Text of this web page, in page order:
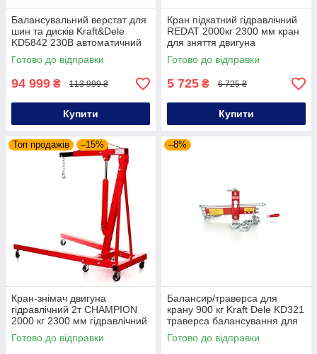
Балансувальний верстат для
шин та дисків Kraft&Dele
KD5842 230В автоматичний
балансувальник коліс з
лазером
Готово до відправки
94 999 ₴ 113 999 ₴
Купити
Кран підкатний гідравлічний
REDAT 2000кг 2300 мм кран
для зняття двигуна
гідравлічний кран
вантажопідйомний 2т
Готово до відправки
5 725 ₴ 6 725 ₴
Купити
Топ продажів –15%
Кран-знімач двигуна
гідравлічний 2т CHAMPION
2000 кг 2300 мм гідравлічний
підкатний кран-знімач кран
підкатний складаний
Готово до відправки
–8%
Балансир/траверса для
крану 900 кг Kraft Dele KD321
траверса балансування для
крана
Готово до відправки